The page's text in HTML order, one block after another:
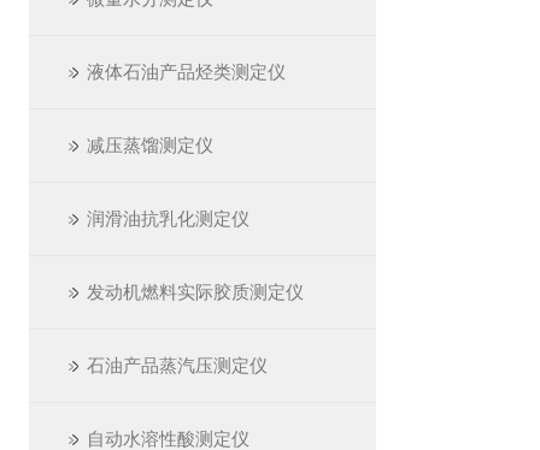
液体石油产品烃类测定仪
减压蒸馏测定仪
润滑油抗乳化测定仪
发动机燃料实际胶质测定仪
石油产品蒸汽压测定仪
自动水溶性酸测定仪